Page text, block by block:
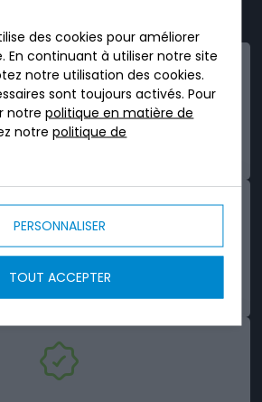
des cookies pour améliorer
En continuant à utiliser notre site
notre utilisation des cookies.
sont toujours activés. Pour
notrepolitique en matière de
notrepolitique de
PERSONNALISER
TOUT ACCEPTER
SIMPLE
ROBUSTE